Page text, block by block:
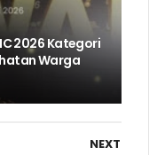
2026 Kategori
Warga
NEXT